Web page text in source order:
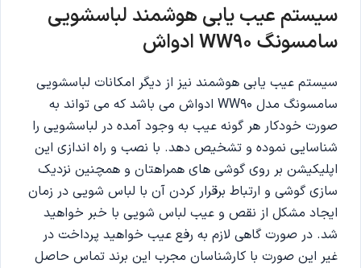
سیستم عیب یابی هوشمند لباسشویی
سامسونگ WW90 ادواش
سیستم عیب یابی هوشمند نیز از دیگر امکانات لباسشویی
سامسونگ مدل WW90 ادواش می باشد که می تواند به
صورت خودکار هر گونه عیب به وجود آمده در لباسشویی را
شناسایی نموده و تشخیص دهد. با نصب و راه اندازی این
اپلیکیشن بر روی گوشی های همراهتان و همچنین نزدیک
سازی گوشی و ارتباط برقرار کردن آن با لباس شویی در زمان
ایجاد مشکل از نقص و عیب لباس شویی با خبر خواهید
شد. در صورت گاهی لازم به رفع عیب خواهید پرداخت در
غیر این صورت با کارشناسان مجرب این برند تماس حاصل